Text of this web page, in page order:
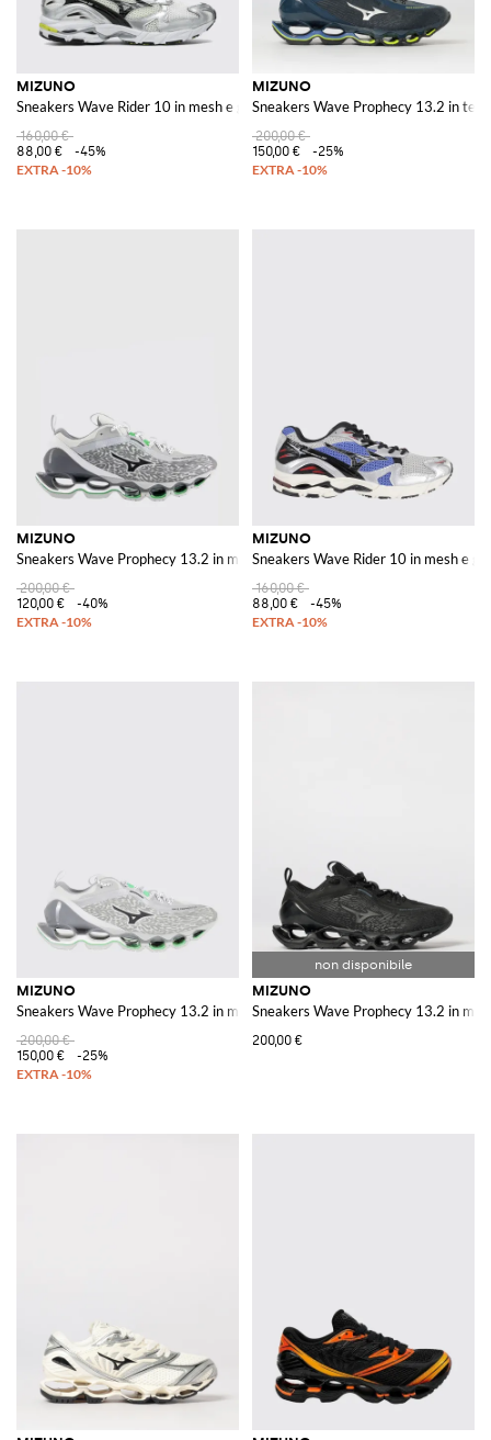
MIZUNO
Sneakers Wave Rider 10 in mesh e gomma
160,00 €
88,00 €
-45%
MIZUNO
Sneakers Wave Prophecy 13.2 in
200,00 €
150,00 €
-25%
MIZUNO
Sneakers Wave Prophecy 13.2 in mesh e gomma
200,00 €
120,00 €
-40%
MIZUNO
Sneakers Wave Rider 10 in mesh e
160,00 €
88,00 €
-45%
MIZUNO
Sneakers Wave Prophecy 13.2 in mesh e gomma
200,00 €
150,00 €
-25%
MIZUNO
Sneakers Wave Prophecy 13.2 in
200,00 €